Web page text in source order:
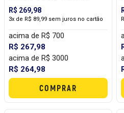
R$ 269,98
3x de R$ 89,99 sem juros no cartão
acima de R$ 700
R$ 267,98
acima de R$ 3000
R$ 264,98
COMPRAR